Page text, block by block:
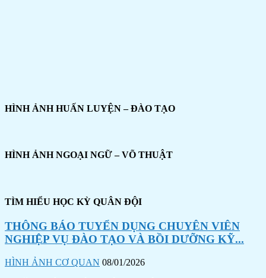
HÌNH ẢNH HUẤN LUYỆN – ĐÀO TẠO
HÌNH ẢNH NGOẠI NGỮ – VÕ THUẬT
TÌM HIỂU HỌC KỲ QUÂN ĐỘI
THÔNG BÁO TUYỂN DỤNG CHUYÊN VIÊN
NGHIỆP VỤ ĐÀO TẠO VÀ BỒI DƯỠNG KỸ...
HÌNH ẢNH CƠ QUAN 08/01/2026